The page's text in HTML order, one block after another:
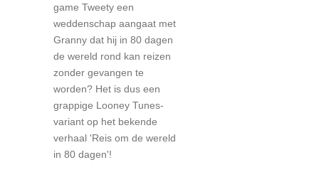
game Tweety een
weddenschap aangaat met
Granny dat hij in 80 dagen
de wereld rond kan reizen
zonder gevangen te
worden? Het is dus een
grappige Looney Tunes-
variant op het bekende
verhaal 'Reis om de wereld
in 80 dagen'!